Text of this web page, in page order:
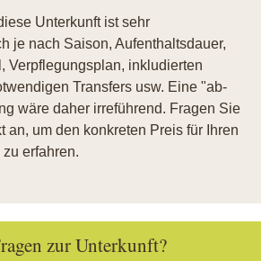
Unterkunft ist sehr
je nach Saison, Aufenthaltsdauer,
Verpflegungsplan, inkludierten
Transfers usw. Eine "ab-
wäre daher irreführend. Fragen Sie
an, um den konkreten Preis für Ihren
erfahren.
zur Unterkunft?